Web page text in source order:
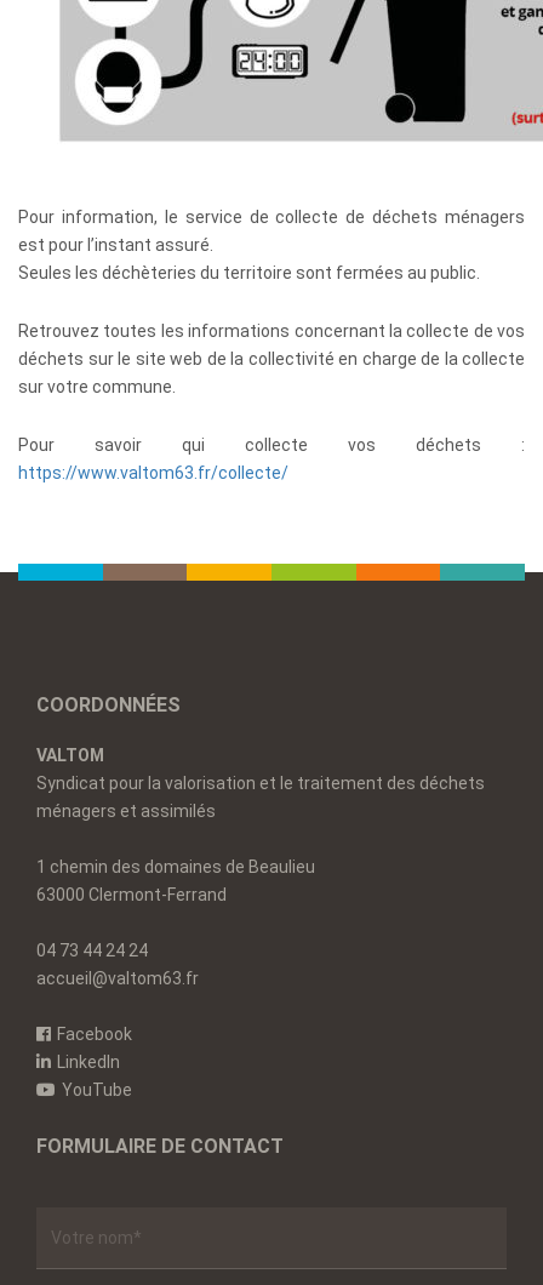
Pour information, le service de collecte de déchets ménagers
est pour l’instant assuré.
Seules les déchèteries du territoire sont fermées au public.
Retrouvez toutes les informations concernant la collecte de vos
déchets sur le site web de la collectivité en charge de la collecte
sur votre commune.
Pour savoir qui collecte vos déchets :
https://www.valtom63.fr/collecte/
COORDONNÉES
VALTOM
Syndicat pour la valorisation et le traitement des déchets
ménagers et assimilés
1 chemin des domaines de Beaulieu
63000 Clermont-Ferrand
04 73 44 24 24
accueil@valtom63.fr
Facebook
LinkedIn
YouTube
FORMULAIRE DE CONTACT